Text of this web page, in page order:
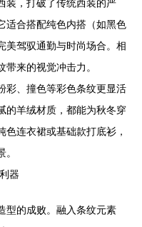
装，打破了传统西装的严
适合搭配纯色内搭（如黑色
美驾驭通勤与时尚场合。相
来的视觉冲击力。
彩、撞色等彩色条纹更显活
的羊绒材质，都能为秋冬穿
连衣裙或基础款打底衫，
器
型的成败。融入条纹元素